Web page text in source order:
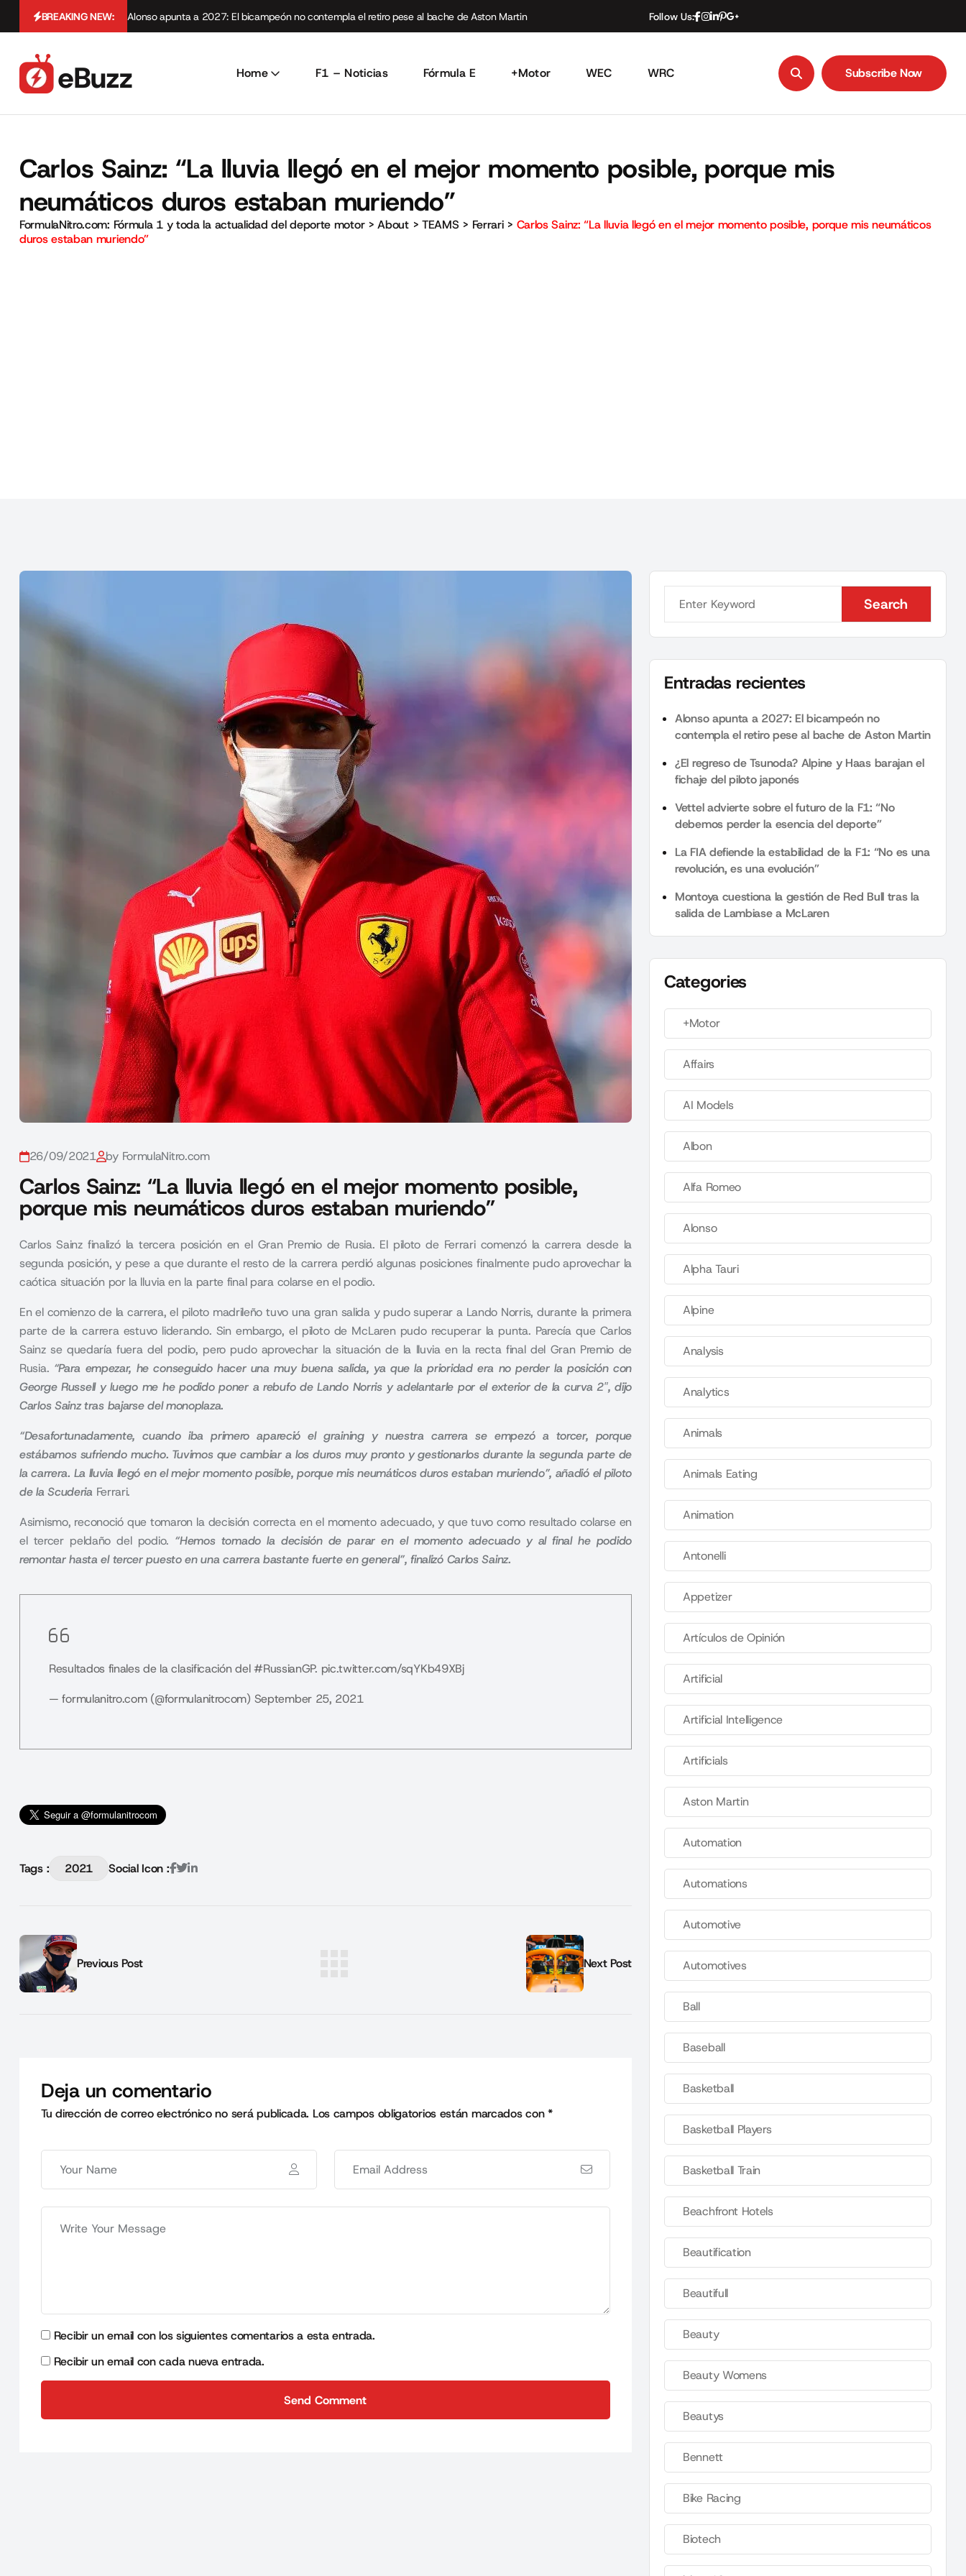
BREAKING NEW: Alonso apunta a 2027: El bicampeón no contempla el retiro pese al bache de Aston Martin Follow Us:
Home F1 – Noticias Fórmula E +Motor WEC WRC Subscribe Now
Carlos Sainz: “La lluvia llegó en el mejor momento posible, porque mis
neumáticos duros estaban muriendo”
FormulaNitro.com: Fórmula 1 y toda la actualidad del deporte motor>About> TEAMS > Ferrari> Carlos Sainz: “La lluvia llegó en el mejor momento posible, porque mis neumáticos
duros estaban muriendo”
26/09/2021 by FormulaNitro.com
Carlos Sainz: “La lluvia llegó en el mejor momento posible,
porque mis neumáticos duros estaban muriendo”
Carlos Sainz finalizó la tercera posición en el Gran Premio de Rusia. El piloto de Ferrari comenzó la carrera desde la
segunda posición, y pese a que durante el resto de la carrera perdió algunas posiciones finalmente pudo aprovechar la
caótica situación por la lluvia en la parte final para colarse en el podio.
En el comienzo de la carrera, el piloto madrileño tuvo una gran salida y pudo superar a Lando Norris, durante la primera
parte de la carrera estuvo liderando. Sin embargo, el piloto de McLaren pudo recuperar la punta. Parecía que Carlos
Sainzse quedaría fuera del podio, pero pudo aprovechar la situación de la lluvia en la recta final del Gran Premio de
Rusia. “Para empezar, he conseguido hacer una muy buena salida, ya que la prioridad era no perder la posición con
George Russell y luego me he podido poner a rebufo de Lando Norris y adelantarle por el exterior de la curva 2″, dijo
Carlos Sainz tras bajarse del monoplaza.
“Desafortunadamente, cuando iba primero apareció el graining y nuestra carrera se empezó a torcer, porque
estábamos sufriendo mucho. Tuvimos que cambiar a los duros muy pronto y gestionarlos durante la segunda parte de
la carrera. La lluvia llegó en el mejor momento posible, porque mis neumáticos duros estaban muriendo”, añadió el piloto
de la Scuderia Ferrari.
Asimismo, reconoció que tomaron la decisión correcta en el momento adecuado, y que tuvo como resultado colarse en
el tercer peldaño del podio. “Hemos tomado la decisión de parar en el momento adecuado y al final he podido
remontar hasta el tercer puesto en una carrera bastante fuerte en general”, finalizó Carlos Sainz.
Resultados finales de la clasificación del#RussianGP. pic.twitter.com/sqYKb49XBj
— formulanitro.com (@formulanitrocom) September 25, 2021
Tags : 2021 Social Icon :
Previous Post Next Post
Deja un comentario
Tu dirección de correo electrónico no será publicada. Los campos obligatorios están marcados con*
Recibir un email con los siguientes comentarios a esta entrada.
Recibir un email con cada nueva entrada.
Send Comment
Search
Search
Entradas recientes
Alonso apunta a 2027: El bicampeón no
contempla el retiro pese al bache de Aston Martin
¿El regreso de Tsunoda? Alpine y Haas barajan el
fichaje del piloto japonés
Vettel advierte sobre el futuro de la F1: “No
debemos perder la esencia del deporte”
La FIA defiende la estabilidad de la F1: “No es una
revolución, es una evolución”
Montoya cuestiona la gestión de Red Bull tras la
salida de Lambiase a McLaren
Categories
+Motor
Affairs
AI Models
Albon
Alfa Romeo
Alonso
Alpha Tauri
Alpine
Analysis
Analytics
Animals
Animals Eating
Animation
Antonelli
Appetizer
Artículos de Opinión
Artificial
Artificial Intelligence
Artificials
Aston Martin
Automation
Automations
Automotive
Automotives
Ball
Baseball
Basketball
Basketball Players
Basketball Train
Beachfront Hotels
Beautification
Beautifull
Beauty
Beauty Womens
Beautys
Bennett
Bike Racing
Biotech